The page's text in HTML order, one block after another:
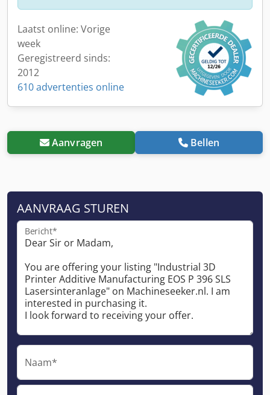
Laatst online: Vorige
week
Geregistreerd sinds:
2012
610 advertenties online
Aanvragen Bellen
AANVRAAG STUREN
Bericht*
Naam*